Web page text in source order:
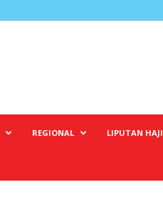
REGIONAL LIPUTAN HAJI